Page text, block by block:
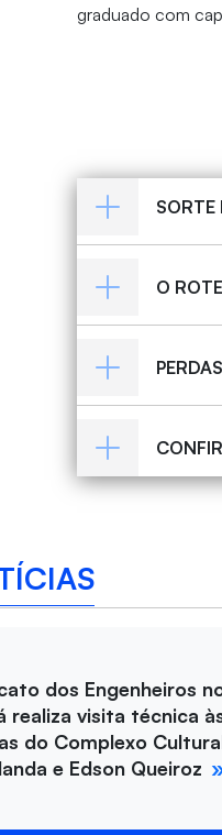
graduado com
SORTE
O
dos Engenheiros
realiza visita técnica
do Complexo
e Edson Queiroz